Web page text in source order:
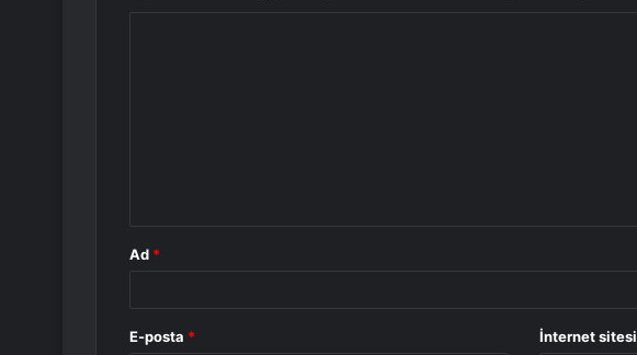
Ad *
E-posta * İnternet sitesi